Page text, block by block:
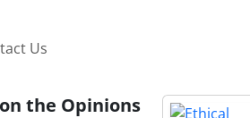
Us
the Opinions